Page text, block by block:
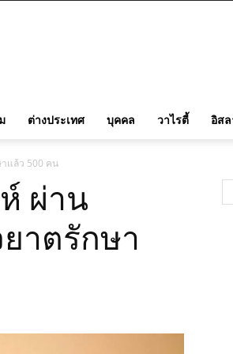
ต่างประเทศ บุคคล วาไรตี้ อิส
แล้ว 500 คน
ผ่าน
าตรักษา